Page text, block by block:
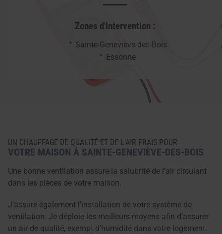
Zones d'intervention :
Sainte-Geneviève-des-Bois
Essonne
UN CHAUFFAGE DE QUALITÉ ET DE L’AIR FRAIS POUR
VOTRE MAISON À SAINTE-GENEVIÈVE-DES-BOIS
Une bonne ventilation assure la salubrité de l’air circulant
dans les pièces de votre maison.
J’assure également l’installation de votre système de
ventilation. Je déploie les meilleurs moyens afin d’assurer
un air de qualité, exempt d’humidité dans votre logement.